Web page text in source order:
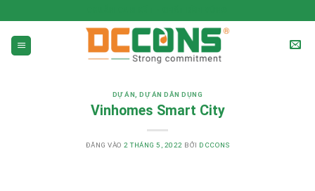
DỰ ÁN ,DỰ ÁN DÂN DỤNG
Vinhomes Smart City
ĐĂNG VÀO2 THÁNG 5, 2022 BỞI DCCONS